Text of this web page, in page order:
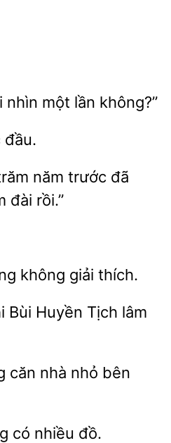
nhìn một không?”
đầu.
năm trước đã
đài rồi.”
không giải thích.
Bùi Huyền Tịch
căn nhà
bên
có nhiều